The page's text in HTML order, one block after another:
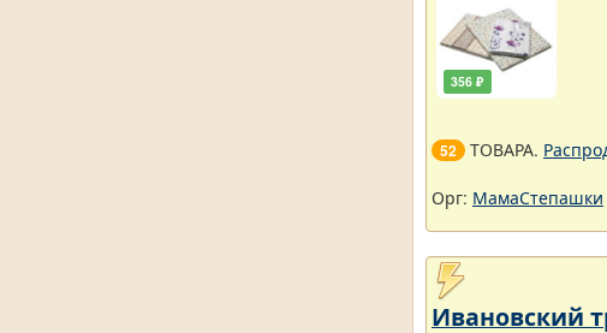
356 ₽
52 ТОВАРА.
Орг: МамаСтепашки
Ивановский